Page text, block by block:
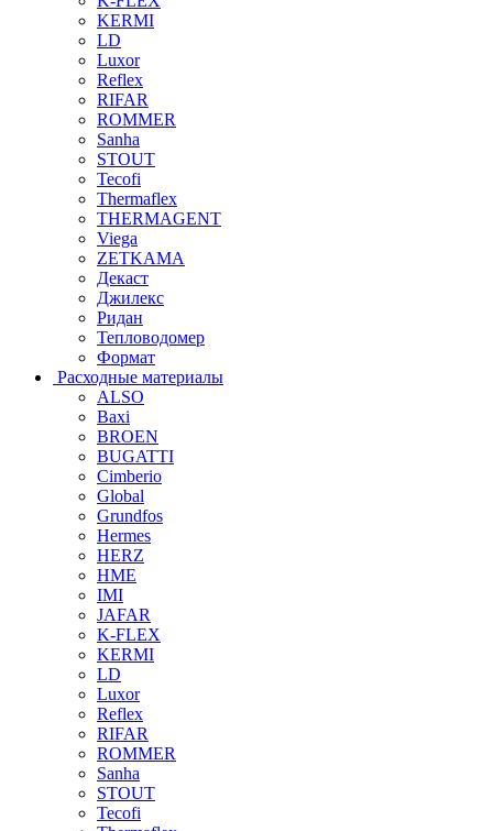
KERMI
LD
Luxor
Reflex
RIFAR
ROMMER
Sanha
STOUT
Tecofi
Thermaflex
THERMAGENT
Viega
ZETKAMA
Декаст
Джилекс
Ридан
Тепловодомер
Формат
Расходные материалы
ALSO
Baxi
BROEN
BUGATTI
Cimberio
Global
Grundfos
Hermes
HERZ
HME
IMI
JAFAR
K-FLEX
KERMI
LD
Luxor
Reflex
RIFAR
ROMMER
Sanha
STOUT
Tecofi